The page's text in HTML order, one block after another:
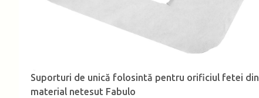
Suporturi de unică folosintă pentru orificiul fetei din
material netesut Fabulo